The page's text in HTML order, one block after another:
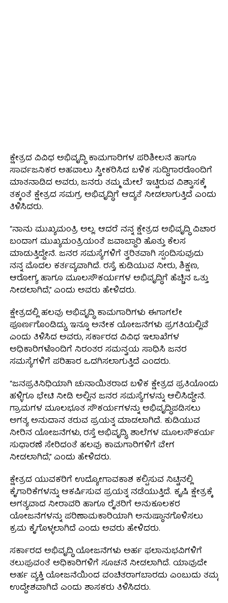
ಕ್ಷೇತ್ರದ ವಿವಿಧ ಅಭಿವೃದ್ಧಿ ಕಾಮಗಾರಿಗಳ ಪರಿಶೀಲನೆ ಹಾಗೂ
ಸಾರ್ವಜನಿಕರ ಅಹವಾಲು ಸ್ವೀಕರಿಸಿದ ಬಳಿಕ ಸುದ್ದಿಗಾರರೊಂದಿಗೆ
ಮಾತನಾಡಿದ ಅವರು, ಜನರು ತಮ್ಮ ಮೇಲೆ ಇಟ್ಟಿರುವ ವಿಶ್ವಾಸಕ್ಕೆ
ತಕ್ಕಂತೆ ಕ್ಷೇತ್ರದ ಸಮಗ್ರ ಅಭಿವೃದ್ಧಿಗೆ ಆದ್ಯತೆ ನೀಡಲಾಗುತ್ತಿದೆ ಎಂದು
ತಿಳಿಸಿದರು.
“ನಾನು ಮುಖ್ಯಮಂತ್ರಿ ಅಲ್ಲ. ಆದರೆ ನನ್ನ ಕ್ಷೇತ್ರದ ಅಭಿವೃದ್ಧಿ ವಿಚಾರ
ಬಂದಾಗ ಮುಖ್ಯಮಂತ್ರಿಯಂತೆ ಜವಾಬ್ದಾರಿ ಹೊತ್ತು ಕೆಲಸ
ಮಾಡುತ್ತಿದ್ದೇನೆ. ಜನರ ಸಮಸ್ಯೆಗಳಿಗೆ ತ್ವರಿತವಾಗಿ ಸ್ಪಂದಿಸುವುದು
ನನ್ನ ಮೊದಲ ಕರ್ತವ್ಯವಾಗಿದೆ. ರಸ್ತೆ, ಕುಡಿಯುವ ನೀರು, ಶಿಕ್ಷಣ,
ಆರೋಗ್ಯ ಹಾಗೂ ಮೂಲಸೌಕರ್ಯಗಳ ಅಭಿವೃದ್ಧಿಗೆ ಹೆಚ್ಚಿನ ಒತ್ತು
ನೀಡಲಾಗಿದೆ,” ಎಂದು ಅವರು ಹೇಳಿದರು.
ಕ್ಷೇತ್ರದಲ್ಲಿ ಹಲವು ಅಭಿವೃದ್ಧಿ ಕಾಮಗಾರಿಗಳು ಈಗಾಗಲೇ
ಪೂರ್ಣಗೊಂಡಿದ್ದು, ಇನ್ನೂ ಅನೇಕ ಯೋಜನೆಗಳು ಪ್ರಗತಿಯಲ್ಲಿವೆ
ಎಂದು ತಿಳಿಸಿದ ಅವರು, ಸರ್ಕಾರದ ವಿವಿಧ ಇಲಾಖೆಗಳ
ಅಧಿಕಾರಿಗಳೊಂದಿಗೆ ನಿರಂತರ ಸಮನ್ವಯ ಸಾಧಿಸಿ ಜನರ
ಸಮಸ್ಯೆಗಳಿಗೆ ಪರಿಹಾರ ಒದಗಿಸಲಾಗುತ್ತಿದೆ ಎಂದರು.
“ಜನಪ್ರತಿನಿಧಿಯಾಗಿ ಚುನಾಯಿತರಾದ ಬಳಿಕ ಕ್ಷೇತ್ರದ ಪ್ರತಿಯೊಂದು
ಹಳ್ಳಿಗೂ ಭೇಟಿ ನೀಡಿ ಅಲ್ಲಿನ ಜನರ ಸಮಸ್ಯೆಗಳನ್ನು ಆಲಿಸಿದ್ದೇನೆ.
ಗ್ರಾಮಗಳ ಮೂಲಭೂತ ಸೌಕರ್ಯಗಳನ್ನು ಅಭಿವೃದ್ಧಿಪಡಿಸಲು
ಅಗತ್ಯ ಅನುದಾನ ತರುವ ಪ್ರಯತ್ನ ಮಾಡಲಾಗಿದೆ. ಕುಡಿಯುವ
ನೀರಿನ ಯೋಜನೆಗಳು, ರಸ್ತೆ ಅಭಿವೃದ್ಧಿ, ಶಾಲೆಗಳ ಮೂಲಸೌಕರ್ಯ
ಸುಧಾರಣೆ ಸೇರಿದಂತೆ ಹಲವು ಕಾಮಗಾರಿಗಳಿಗೆ ವೇಗ
ನೀಡಲಾಗಿದೆ,” ಎಂದು ಹೇಳಿದರು.
ಕ್ಷೇತ್ರದ ಯುವಕರಿಗೆ ಉದ್ಯೋಗಾವಕಾಶ ಕಲ್ಪಿಸುವ ನಿಟ್ಟಿನಲ್ಲಿ
ಕೈಗಾರಿಕೆಗಳನ್ನು ಆಕರ್ಷಿಸುವ ಪ್ರಯತ್ನ ನಡೆಯುತ್ತಿದೆ. ಕೃಷಿ ಕ್ಷೇತ್ರಕ್ಕೆ
ಅಗತ್ಯವಾದ ನೀರಾವರಿ ಹಾಗೂ ರೈತರಿಗೆ ಅನುಕೂಲಕರ
ಯೋಜನೆಗಳನ್ನು ಪರಿಣಾಮಕಾರಿಯಾಗಿ ಅನುಷ್ಠಾನಗೊಳಿಸಲು
ಕ್ರಮ ಕೈಗೊಳ್ಳಲಾಗಿದೆ ಎಂದು ಅವರು ಹೇಳಿದರು.
ಸರ್ಕಾರದ ಅಭಿವೃದ್ಧಿ ಯೋಜನೆಗಳು ಅರ್ಹ ಫಲಾನುಭವಿಗಳಿಗೆ
ತಲುಪುವಂತೆ ಅಧಿಕಾರಿಗಳಿಗೆ ಸೂಚನೆ ನೀಡಲಾಗಿದೆ. ಯಾವುದೇ
ಅರ್ಹ ವ್ಯಕ್ತಿ ಯೋಜನೆಯಿಂದ ವಂಚಿತರಾಗಬಾರದು ಎಂಬುದು ತಮ್ಮ
ಉದ್ದೇಶವಾಗಿದೆ ಎಂದು ಶಾಸಕರು ತಿಳಿಸಿದರು.